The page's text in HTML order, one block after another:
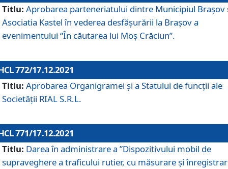
Titlu: Aprobarea parteneriatului dintre Municipiul Brașov
Asociatia Kastel în vederea desfăşurării la Brașov a
evenimentului “În căutarea lui Moș Crăciun”.
772/17.12.2021
Titlu: Aprobarea Organigramei şi a Statului de funcţii ale
Societăţii RIAL S.R.L.
771/17.12.2021
Titlu: Darea în administrare a ”Dispozitivului mobil de
supraveghere a traficului rutier, cu măsurare și